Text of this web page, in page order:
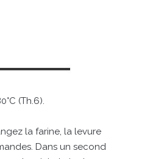
(Th.6).
la farine, la levure
Dans un second